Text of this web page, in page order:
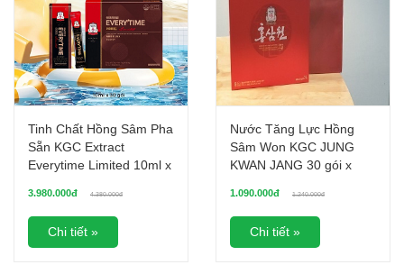
Tinh Chất Hồng Sâm Pha
Sẵn KGC Extract
Everytime Limited 10ml x
3.980.000đ 4.380.000đ
Chi tiết »
Nước Tăng Lực Hồng
Sâm Won KGC JUNG
KWAN JANG 30 gói x
1.090.000đ 1.240.000đ
Chi tiết »